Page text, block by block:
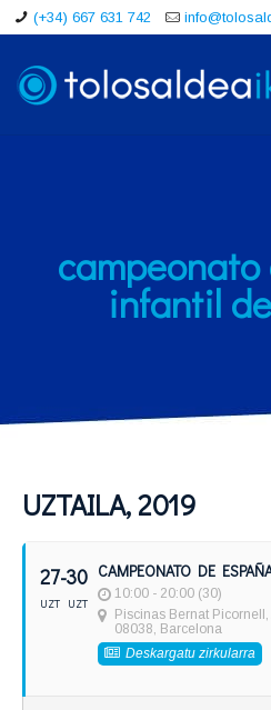
(+34) 667 631 742
infantil
UZTAILA, 2019
27
UZT
- 30
UZT
CAMPEONATO DE
10:00 - 20:00 (30)
Piscinas Bernat Picornell
08038, Barcelona
Deskargatu zirkularra